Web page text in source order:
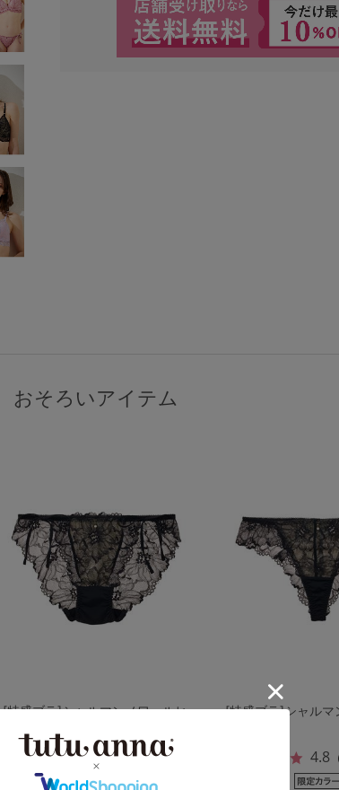
おそろいアイテム
[特盛ブラ]シャルマンノワールヒ
4.7（190件）
[特盛ブラ]シャルマ
4.8